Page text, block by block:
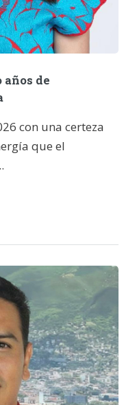
años de
con una certeza
que el